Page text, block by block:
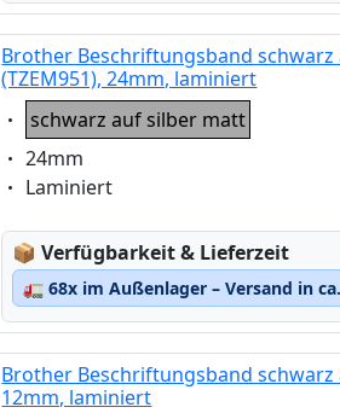
Brother Beschriftungsband
(TZEM951), 24mm, laminiert
Eigenschaft:
schwarz auf silber matt
Eigenschaft:
24mm
Eigenschaft:
Laminiert
📦Lagerstatus:
Verfügbarkeit & Lieferzeit
🚛 68x im Außenlager – Versand in
Brother Beschriftungsband schwarz
12mm, laminiert